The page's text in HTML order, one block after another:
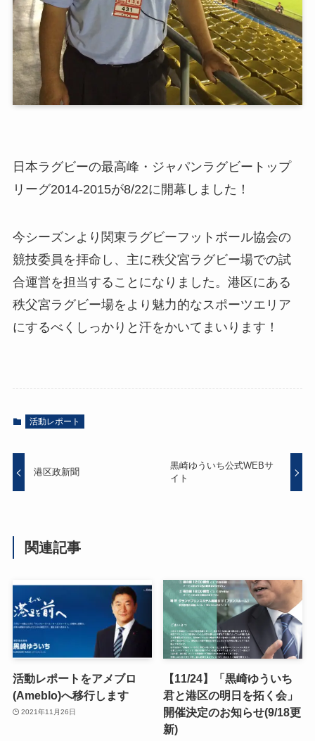
日本ラグビーの最高峰・ジャパンラグビートップ
リーグ2014-2015が8/22に開幕しました！
今シーズンより関東ラグビーフットボール協会の
競技委員を拝命し、主に秩父宮ラグビー場での試
合運営を担当することになりました。港区にある
秩父宮ラグビー場をより魅力的なスポーツエリア
にするべくしっかりと汗をかいてまいります！
活動レポート
港区政新聞
黒崎ゆういち公式WEBサ
イト
関連記事
活動レポートをアメブロ
(Ameblo)へ移行します
2021年11月26日
【11/24】「黒崎ゆういち
君と港区の明日を拓く会」
開催決定のお知らせ(9/18更
新)